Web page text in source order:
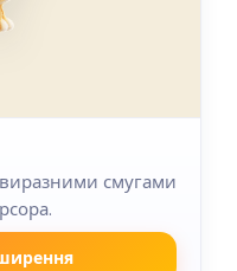
виразними смугами